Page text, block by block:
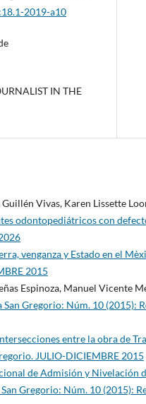
2019-a10
IN THE
Vivas, Karen Lissette
odontopediátricos con
venganza y Estado en el
2015
Espinoza, Manuel Vicente
San Gregorio: Núm. 10 (2015):
entre la obra de
JULIO-DICIEMBRE 2015
de Admisión y Nivelación
San Gregorio: Núm. 10 (2015):